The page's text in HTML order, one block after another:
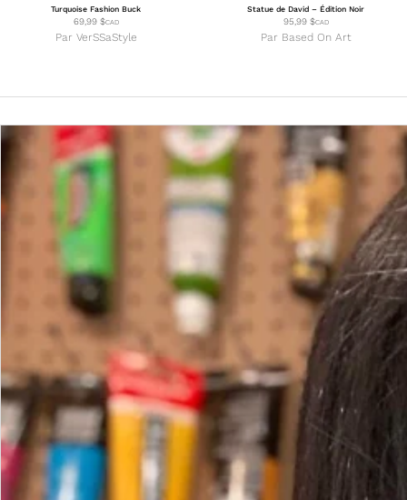
Turquoise Fashion Buck
69,99 $CAD
Par VerSSaStyle
Statue de David – Édition Noir
95,99 $CAD
Par Based On Art